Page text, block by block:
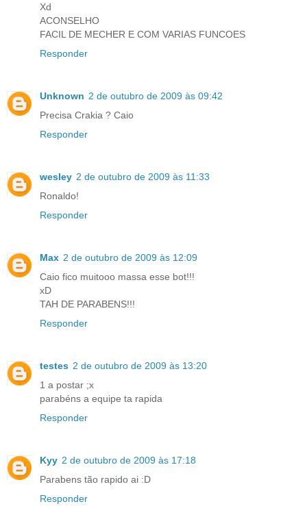
Xd
ACONSELHO
FACIL DE MECHER E COM VARIAS FUNCOES
Responder
Unknown 2 de outubro de 2009 às 09:42
Precisa Crakia ? Caio
Responder
wesley 2 de outubro de 2009 às 11:33
Ronaldo!
Responder
Max 2 de outubro de 2009 às 12:09
Caio fico muitooo massa esse bot!!!
xD
TAH DE PARABENS!!!
Responder
testes 2 de outubro de 2009 às 13:20
1 a postar ;x
parabéns a equipe ta rapida
Responder
Kyy 2 de outubro de 2009 às 17:18
Parabens tão rapido ai :D
Responder